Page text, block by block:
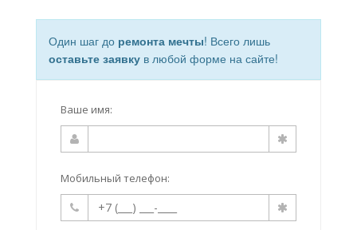
Один шаг до ремонта мечты! Всего лишь
оставьте заявку в любой форме на сайте!
Ваше имя:
Мобильный телефон: